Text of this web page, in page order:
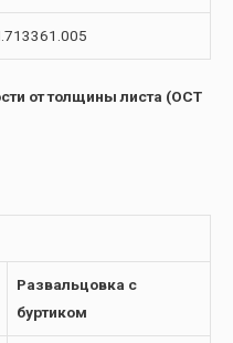
от толщины листа (ОСТ
Развальцовка с
буртиком